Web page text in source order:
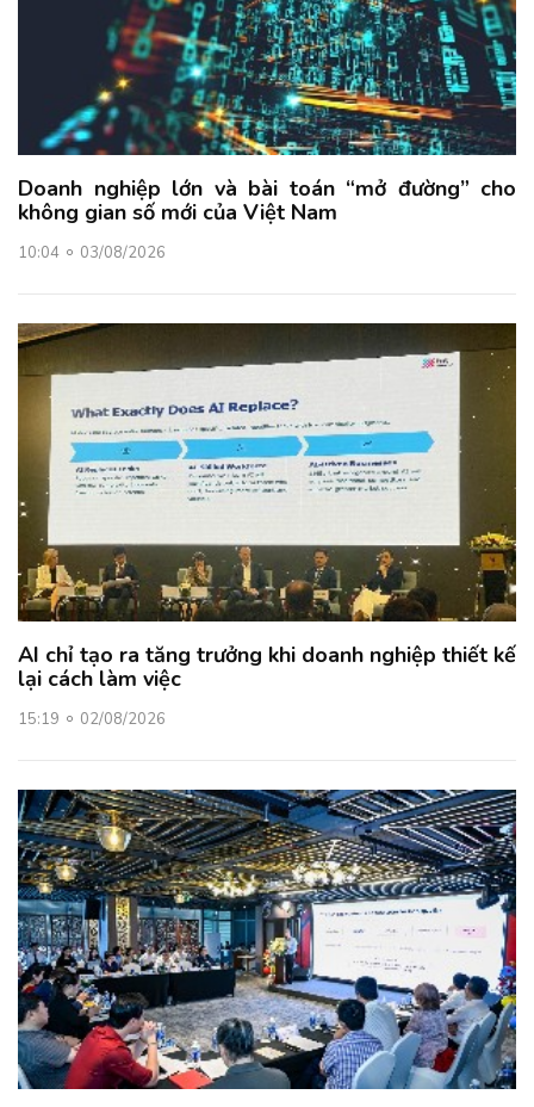
Doanh nghiệp lớn và bài toán “mở đường” cho
không gian số mới của Việt Nam
10:04 03/08/2026
AI chỉ tạo ra tăng trưởng khi doanh nghiệp thiết kế
lại cách làm việc
15:19 02/08/2026